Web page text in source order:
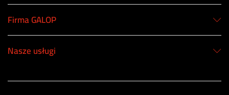
Firma GALOP
Nasze usługi